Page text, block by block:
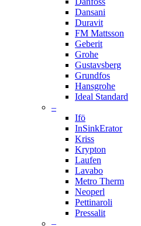
Dansani
Duravit
FM Mattsson
Geberit
Grohe
Gustavsberg
Grundfos
Hansgrohe
Ideal Standard
–
Ifö
InSinkErator
Kriss
Krypton
Laufen
Lavabo
Metro Therm
Neoperl
Pettinaroli
Pressalit
–